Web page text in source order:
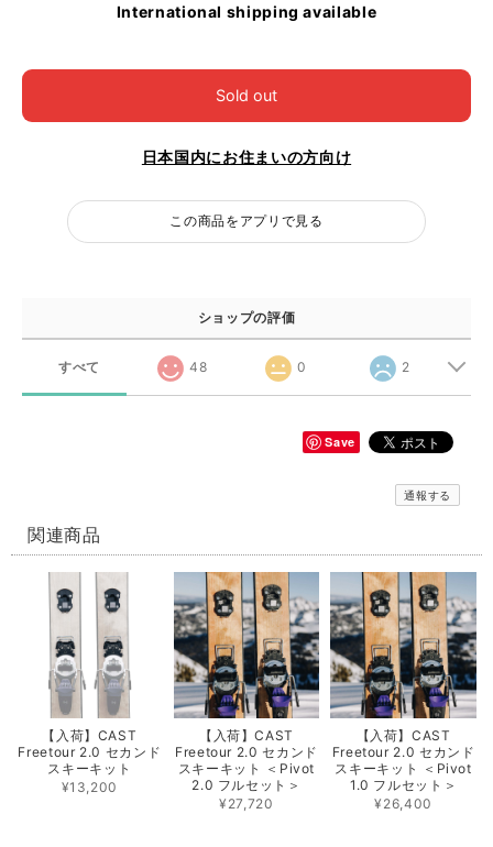
International shipping available
Sold out
日本国内にお住まいの方向け
この商品をアプリで見る
ショップの評価
すべて 48 0 2
Save
通報する
関連商品
【入荷】CAST
Freetour 2.0 セカンド
スキーキット
¥13,200
【入荷】CAST
Freetour 2.0 セカンド
スキーキット ＜Pivot
2.0 フルセット＞
¥27,720
【入荷】CAST
Freetour 2.0 セカンド
スキーキット ＜Pivot
1.0 フルセット＞
¥26,400